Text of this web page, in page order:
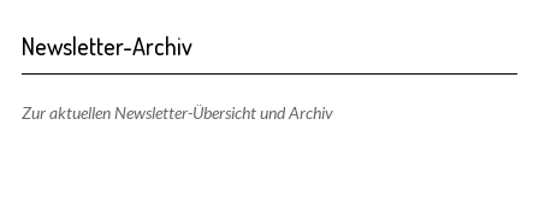
Newsletter-Archiv
Zur aktuellen Newsletter-Übersicht und Archiv